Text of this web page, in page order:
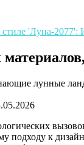
'Луна-2077':
подходу к